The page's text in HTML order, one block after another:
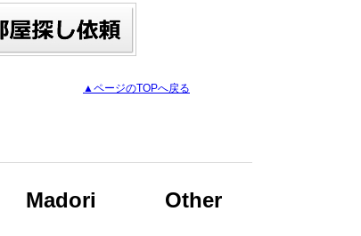
▲ページのTOPへ戻る
Madori Other